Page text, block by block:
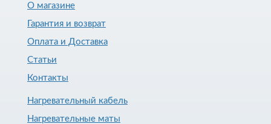
О магазине
Гарантия и возврат
Оплата и Доставка
Статьи
Контакты
Нагревательный кабель
Нагревательные маты